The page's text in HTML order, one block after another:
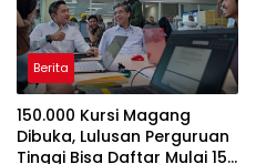
Berita
150.000 Kursi Magang
Dibuka, Lulusan Perguruan
Tinggi Bisa Daftar Mulai 15